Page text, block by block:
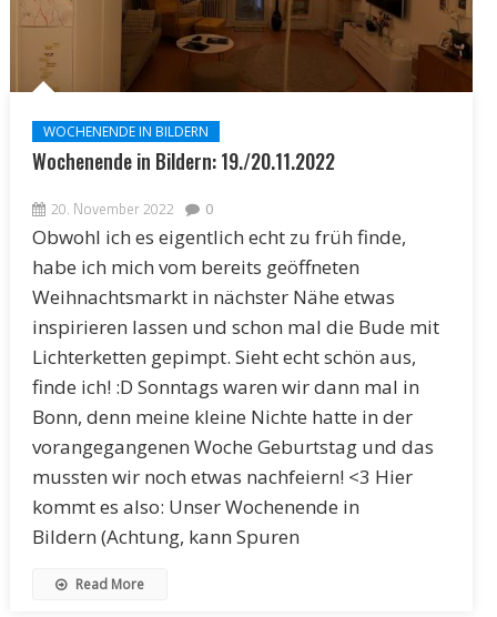
WOCHENENDE IN BILDERN
Wochenende in Bildern: 19./20.11.2022
20. November 2022 0
Obwohl ich es eigentlich echt zu früh finde,
habe ich mich vom bereits geöffneten
Weihnachtsmarkt in nächster Nähe etwas
inspirieren lassen und schon mal die Bude mit
Lichterketten gepimpt. Sieht echt schön aus,
finde ich! :D Sonntags waren wir dann mal in
Bonn, denn meine kleine Nichte hatte in der
vorangegangenen Woche Geburtstag und das
mussten wir noch etwas nachfeiern! <3 Hier
kommt es also: Unser Wochenende in
Bildern (Achtung, kann Spuren
Read More